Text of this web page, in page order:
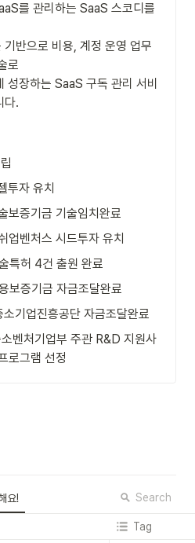
를 관리하는 SaaS 스코디를
반으로 비용, 계정 운영 업무
로
성장하는 SaaS 구독 관리 서비
다.
투자 유치
보증기금 기술임치완료
벤처스 시드투자 유치
특허 4건 출원 완료
보증기금 자금조달완료
기업진흥공단 자금조달완료
벤처기업부 주관 R&D 지원사
로그램 선정
요! Search
Tag